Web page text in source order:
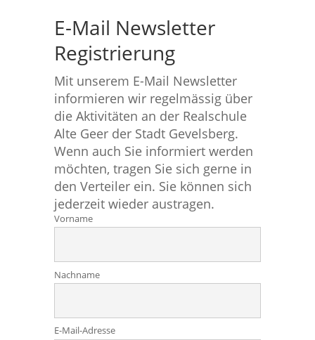
E-Mail Newsletter
Registrierung
Mit unserem E-Mail Newsletter
informieren wir regelmässig über
die Aktivitäten an der Realschule
Alte Geer der Stadt Gevelsberg.
Wenn auch Sie informiert werden
möchten, tragen Sie sich gerne in
den Verteiler ein. Sie können sich
jederzeit wieder austragen.
Vorname
Nachname
E-Mail-Adresse